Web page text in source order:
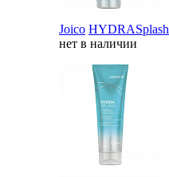
Joico
нет в наличии